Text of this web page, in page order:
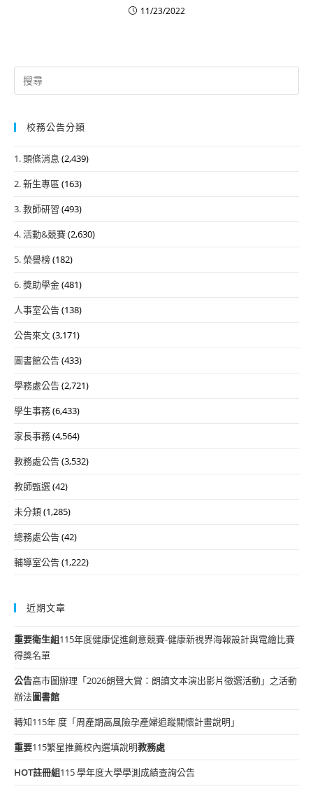
11/23/2022
Search
for:
校務公告分類
1. 頭條消息 (2,439)
2. 新生專區 (163)
3. 教師研習 (493)
4. 活動&競賽(2,630)
5. 榮譽榜(182)
6. 獎助學金(481)
人事室公告(138)
公告來文(3,171)
圖書館公告(433)
學務處公告(2,721)
學生事務(6,433)
家長事務(4,564)
教務處公告(3,532)
教師甄選(42)
未分類(1,285)
總務處公告(42)
輔導室公告(1,222)
近期文章
重要衛生組115年度健康促進創意競賽-健康新視界海報設計與電繪比賽
得獎名單
公告高市圖辦理「2026朗聲大賞：朗讀文本演出影片徵選活動」之活動
辦法圖書館
轉知115年 度「周產期高風險孕產婦追蹤關懷計畫說明」
重要115繁星推薦校內選填說明教務處
HOT註冊組115 學年度大學學測成績查詢公告